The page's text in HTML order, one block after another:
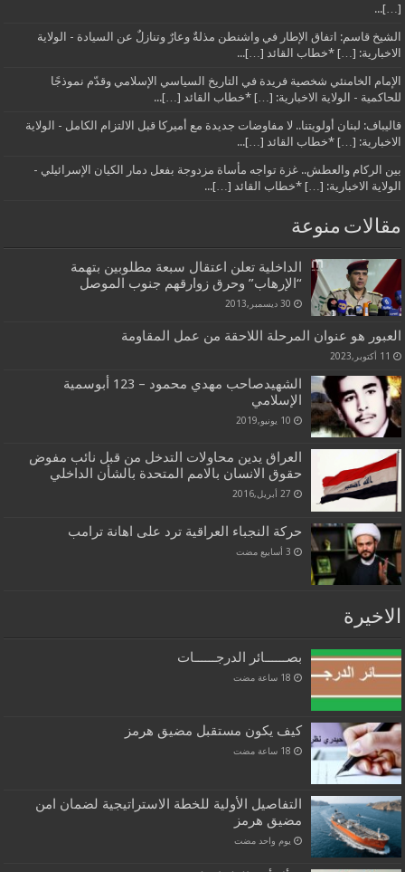
[…]...
الشيخ قاسم: اتفاق الإطار في واشنطن مذلةٌ وعارٌ وتنازلٌ عن السيادة - الولاية
الاخبارية: […] *خطاب القائد […]...
الإمام الخامنئي شخصية فريدة في التاريخ السياسي الإسلامي وقدّم نموذجًا
للحاكمية - الولاية الاخبارية: […] *خطاب القائد […]...
قاليباف: لبنان أولويتنا.. لا مفاوضات جديدة مع أميركا قبل الالتزام الكامل - الولاية
الاخبارية: […] *خطاب القائد […]...
بين الركام والعطش.. غزة تواجه مأساة مزدوجة بفعل دمار الكيان الإسرائيلي -
الولاية الاخبارية: […] *خطاب القائد […]...
مقالات منوعة
الداخلية تعلن اعتقال سبعة مطلوبين بتهمة
“الإرهاب” وحرق زوارقهم جنوب الموصل
30 ديسمبر,2013
العبور هو عنوان المرحلة اللاحقة من عمل المقاومة
11 أكتوبر,2023
الشهيدصاحب مهدي محمود – 123 أبوسمية
الإ‌سلا‌مي
10 يونيو,2019
العراق يدين محاولات التدخل من قبل نائب مفوض
حقوق الانسان بالامم المتحدة بالشأن الداخلي
27 أبريل,2016
حركة النجباء العراقية ترد على اهانة ترامب
الاخيرة
بصــــــائر الدرجــــــات
كيف يكون مستقبل مضيق هرمز
التفاصيل الأولية للخطة الاستراتيجية لضمان امن
مضيق هرمز
‏يوم واحد مضت